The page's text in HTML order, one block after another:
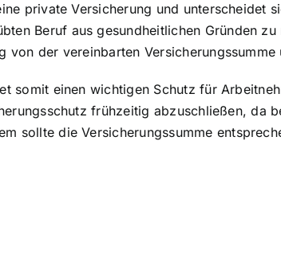
private Versicherung und unterscheidet
Beruf aus gesundheitlichen Gründen
von der vereinbarten
somit einen wichtigen Schutz für
frühzeitig abzuschließen, da
sollte die Versicherungssumme